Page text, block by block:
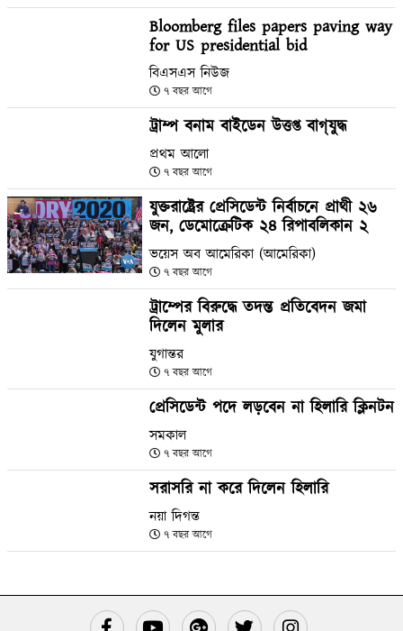
Bloomberg files papers paving way
for US presidential bid
বিএসএস নিউজ
৭ বছর আগে
ট্রাম্প বনাম বাইডেন উত্তপ্ত বাগ্‌যুদ্ধ
প্রথম আলো
৭ বছর আগে
যুক্তরাষ্ট্রের প্রেসিডেন্ট নির্বাচনে প্রাথী ২৬
জন, ডেমোক্রেটিক ২৪ রিপাবলিকান ২
ভয়েস অব আমেরিকা (আমেরিকা)
৭ বছর আগে
ট্রাম্পের বিরুদ্ধে তদন্ত প্রতিবেদন জমা
দিলেন মুলার
যুগান্তর
৭ বছর আগে
প্রেসিডেন্ট পদে লড়বেন না হিলারি ক্লিনটন
সমকাল
৭ বছর আগে
সরাসরি না করে দিলেন হিলারি
নয়া দিগন্ত
৭ বছর আগে